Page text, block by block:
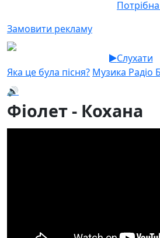
Замовити рекламу
Слухати
Яка це була пісня? Музика Радіо
🔊
Фіолет - Кохана